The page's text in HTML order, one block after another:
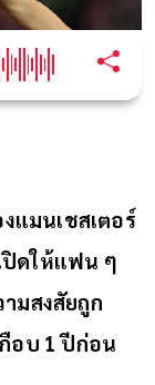
แมนเชสเตอร์
ปิดให้แฟน ๆ
มสงสัยถูก
อบ 1 ปีก่อน